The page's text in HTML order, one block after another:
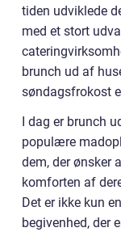
tiden udviklede
med et stort
brunch ud af
søndagsfrokost
I dag er brunch
populære
dem, der ønsker
komforten af
Det er ikke kun
begivenhed, der